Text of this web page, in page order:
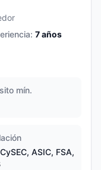
7años
mín.
ASIC, FSA,